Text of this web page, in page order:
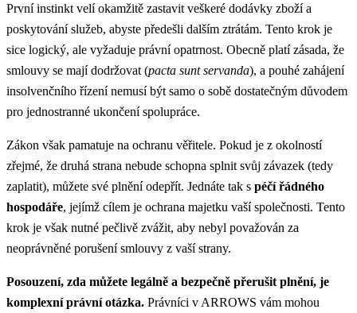
První instinkt velí okamžitě zastavit veškeré dodávky zboží a
poskytování služeb, abyste předešli dalším ztrátám. Tento krok je
sice logický, ale vyžaduje právní opatrnost. Obecně platí zásada, že
smlouvy se mají dodržovat (pacta sunt servanda), a pouhé zahájení
insolvenčního řízení nemusí být samo o sobě dostatečným důvodem
pro jednostranné ukončení spolupráce.
Zákon však pamatuje na ochranu věřitele. Pokud je z okolností
zřejmé, že druhá strana nebude schopna splnit svůj závazek (tedy
zaplatit), můžete své plnění odepřít. Jednáte tak s péčí řádného
hospodáře, jejímž cílem je ochrana majetku vaší společnosti. Tento
krok je však nutné pečlivě zvážit, aby nebyl považován za
neoprávněné porušení smlouvy z vaší strany.
Posouzení, zda můžete legálně a bezpečně přerušit plnění, je
komplexní právní otázka. Právníci v ARROWS vám mohou